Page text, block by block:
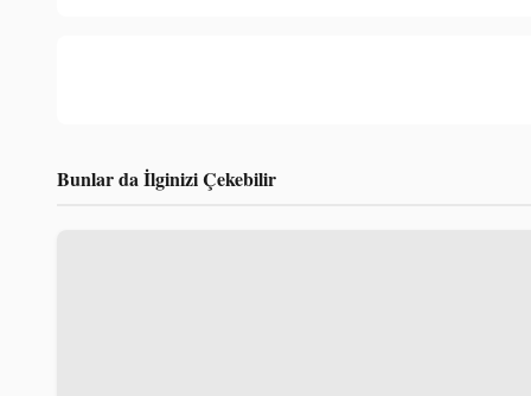
Bunlar da İlginizi Çekebilir